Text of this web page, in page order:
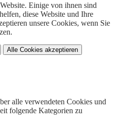
Einige von ihnen sind
diese Website und Ihre
unsere Cookies, wenn Sie
Alle Cookies akzeptieren
alle verwendeten Cookies und
folgende Kategorien zu